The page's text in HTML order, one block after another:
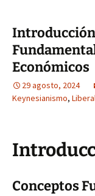
Introducción
Económicos
29 agosto, 2024
Keynesianismo,
Conceptos